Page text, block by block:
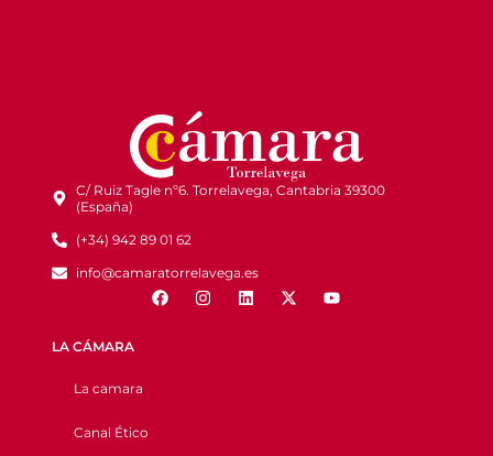
C/ Ruiz Tagle nº6. Torrelavega, Cantabria 39300
(España)
(+34) 942 89 01 62
info@camaratorrelavega.es
LA CÁMARA
La camara
Canal Ético